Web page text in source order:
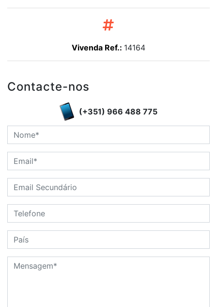
Vivenda Ref.: 14164
Contacte-nos
(+351) 966 488 775